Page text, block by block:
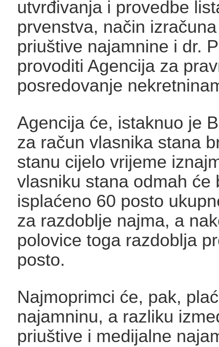
utvrđivanja i provedbe
prvenstva, način
priuštive najamnine i dr.
provoditi Agencija za
posredovanje
Agencija će, istaknuo je
za račun vlasnika stana
stanu cijelo vrijeme
vlasniku stana odmah će
isplaćeno 60 posto
za razdoblje najma, a
polovice toga razdoblja
posto.
Najmoprimci će, pak,
najamninu, a razliku
priuštive i medijalne